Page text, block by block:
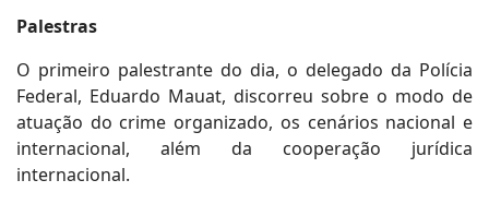
Palestras
O primeiro palestrante do dia, o delegado da Polícia
Federal, Eduardo Mauat, discorreu sobre o modo de
atuação do crime organizado, os cenários nacional e
internacional, além da cooperação jurídica
internacional.